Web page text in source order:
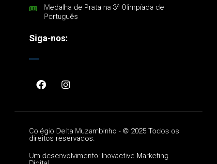
Medalha de Prata na 3ª Olimpíada de
Português
Siga-nos:
Colégio Delta Muzambinho - © 2025 Todos os
direitos reservados.
Um desenvolvimento: Inovactive Marketing